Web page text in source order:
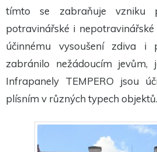
tímto se zabraňuje vzniku
potravinářské i
účinnému vysoušení zdiva
zabránilo nežádoucím
Infrapanely TEMPERO jsou
plísním v různých typech objektů.
je